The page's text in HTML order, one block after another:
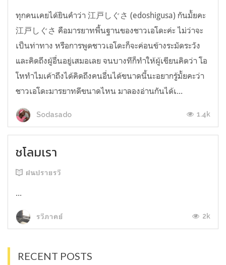
ทุกคนเคยได้ยินคำว่า 江戸しぐさ (edoshigusa) กันมั้ยคะ
江戸しぐさ คือมารยาทพื้นฐานของชาวเอโดะค่ะ ไม่ว่าจะ
เป็นท่าทาง หรือการพูดชาวเอโดะก็จะค่อนข้างระมัดระวัง
และคิดถึงผู้อื่นอยู่เสมอเลย จนบางทีก็ทำให้ผู้เขียนคิดว่า โอ
โหทำไมเค้าถึงได้คิดถึงคนอื่นได้ขนาดนี้นะอยากรู้มั้ยคะว่า
ชาวเอโดะมารยาทดีขนาดไหน มาลองอ่านกันได้เ...
Sodasado 1.4k
ชโลมเรา
ฝนปรายรวี
...
รวีภาคย์ 2k
RECENT POSTS